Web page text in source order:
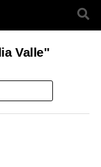
Valle"